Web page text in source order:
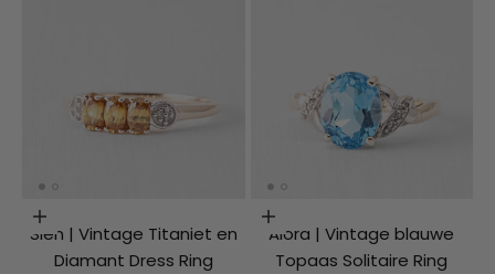
Opties kiezen
Sien | Vintage Titaniet en
Diamant Dress Ring
Opties kiezen
Aiora | Vintage blauwe
Topaas Solitaire Ring